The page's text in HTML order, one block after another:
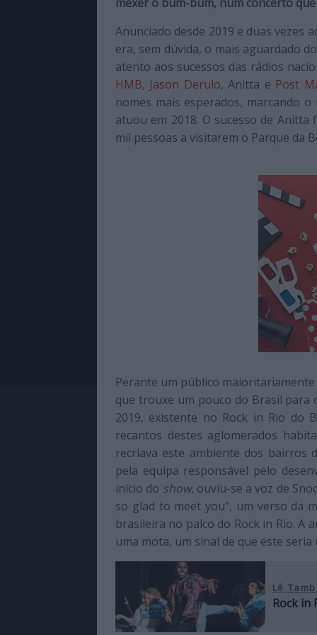
qualidade
com
enfoque
Anunciado desde 2019 e duas vezes
era, sem dúvida, o mais aguardado
atento aos sucessos das rádios
HMB, Jason Derulo, Anitta e Post
nomes mais esperados, marcando o
atuou em 2018. O sucesso de
mil pessoas a visitarem o Parque da
Perante um público
que trouxe um pouco do Brasil para
2019, existente no Rock in Rio do
recantos destes aglomerados
recriava este ambiente dos bairros
pela equipa responsável pelo
início do show, ouviu-se a voz de
so glad to meet you”, um verso da
brasileira no palco do Rock in Rio. A
uma mota, um sinal de que este
Lê
Rock in